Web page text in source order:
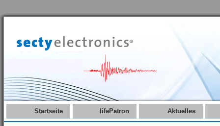
Startseite lifePatron Aktuelles